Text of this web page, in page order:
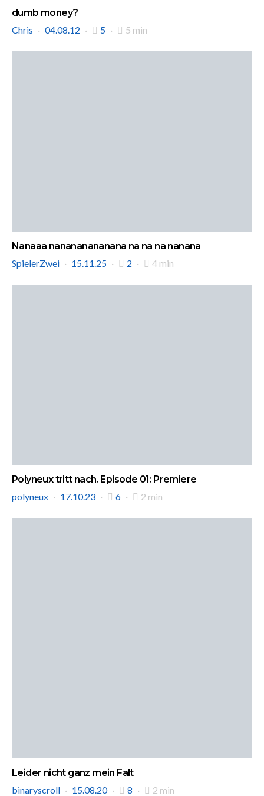
dumb money?
Chris
04.08.12 5 5 min
Nanaaa nanananananana na na na nanana
SpielerZwei
15.11.25 2 4 min
Polyneux tritt nach. Episode 01: Premiere
polyneux
17.10.23 6 2 min
Leider nicht ganz mein Falt
binaryscroll
15.08.20 8 2 min